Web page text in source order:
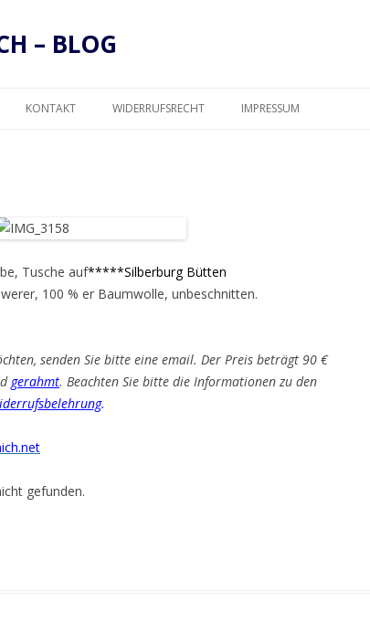
– BLOG
Inhalt
KONTAKT WIDERRUFSRECHT IMPRESSUM
Tusche auf*****Silberburg Bütten
100 % er Baumwolle, unbeschnitten.
senden Sie bitte eine email. Der Preis beträgt 90 €
gerahmt. Beachten Sie bitte die Informationen zu den
.
gefunden.